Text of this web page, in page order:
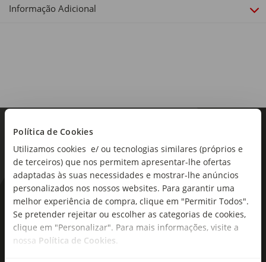
Política de Cookies
Utilizamos cookies e/ ou tecnologias similares (próprios e
de terceiros) que nos permitem apresentar-lhe ofertas
adaptadas às suas necessidades e mostrar-lhe anúncios
personalizados nos nossos websites. Para garantir uma
melhor experiência de compra, clique em "Permitir Todos".
Se pretender rejeitar ou escolher as categorias de cookies,
clique em "Personalizar". Para mais informações, visite a
nossa Política de Cookies
Sortido:
Informação Adicional
As novidades mais frescas no
seu e-mail!
Subscreva e descubra campanhas exclusivas,